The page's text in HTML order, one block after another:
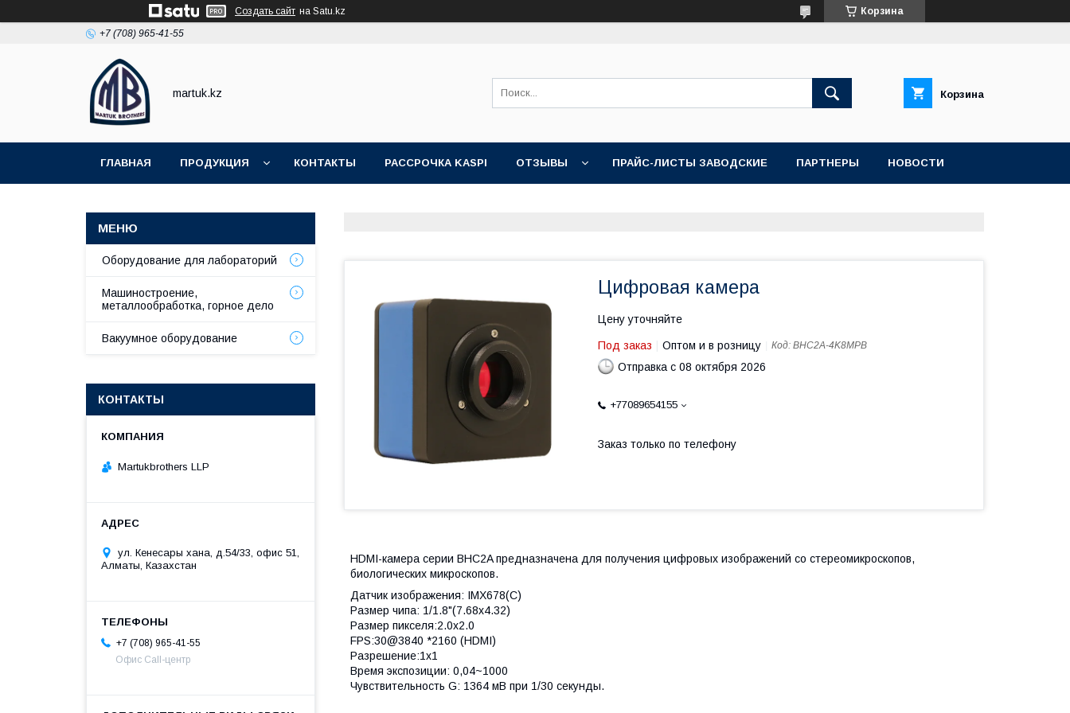
Создать сайт на Satu.kz Корзина
+7 (708) 965-41-55
martuk.kz Корзина
ГЛАВНАЯ ПРОДУКЦИЯ КОНТАКТЫ РАССРОЧКА KASPI ОТЗЫВЫ ПРАЙС-ЛИСТЫ ЗАВОДСКИЕ ПАРТНЕРЫ НОВОСТИ
Цифровая камера
Цену уточняйте
Под заказ Оптом и в розницу Код: BHC2A-4K8MPB
Отправка с 08 октября 2026
+77089654155
Заказ только по телефону
HDMI-камера серии BHC2A предназначена для получения цифровых изображений со стереомикроскопов,
биологических микроскопов.
Датчик изображения: IMX678(C)
Размер чипа: 1/1.8"(7.68x4.32)
Размер пикселя:2.0x2.0
FPS:30@3840 *2160 (HDMI)
Разрешение:1x1
Время экспозиции: 0,04~1000
Чувствительность G: 1364 мВ при 1/30 секунды.
Оборудование для лабораторий
Машиностроение,
металлообработка, горное дело
Вакуумное оборудование
КОНТАКТЫ
Martukbrothers LLP
ул. Кенесары хана, д.54/33, офис 51,
Алматы, Казахстан
+7 (708) 965-41-55
Офис Call-центр